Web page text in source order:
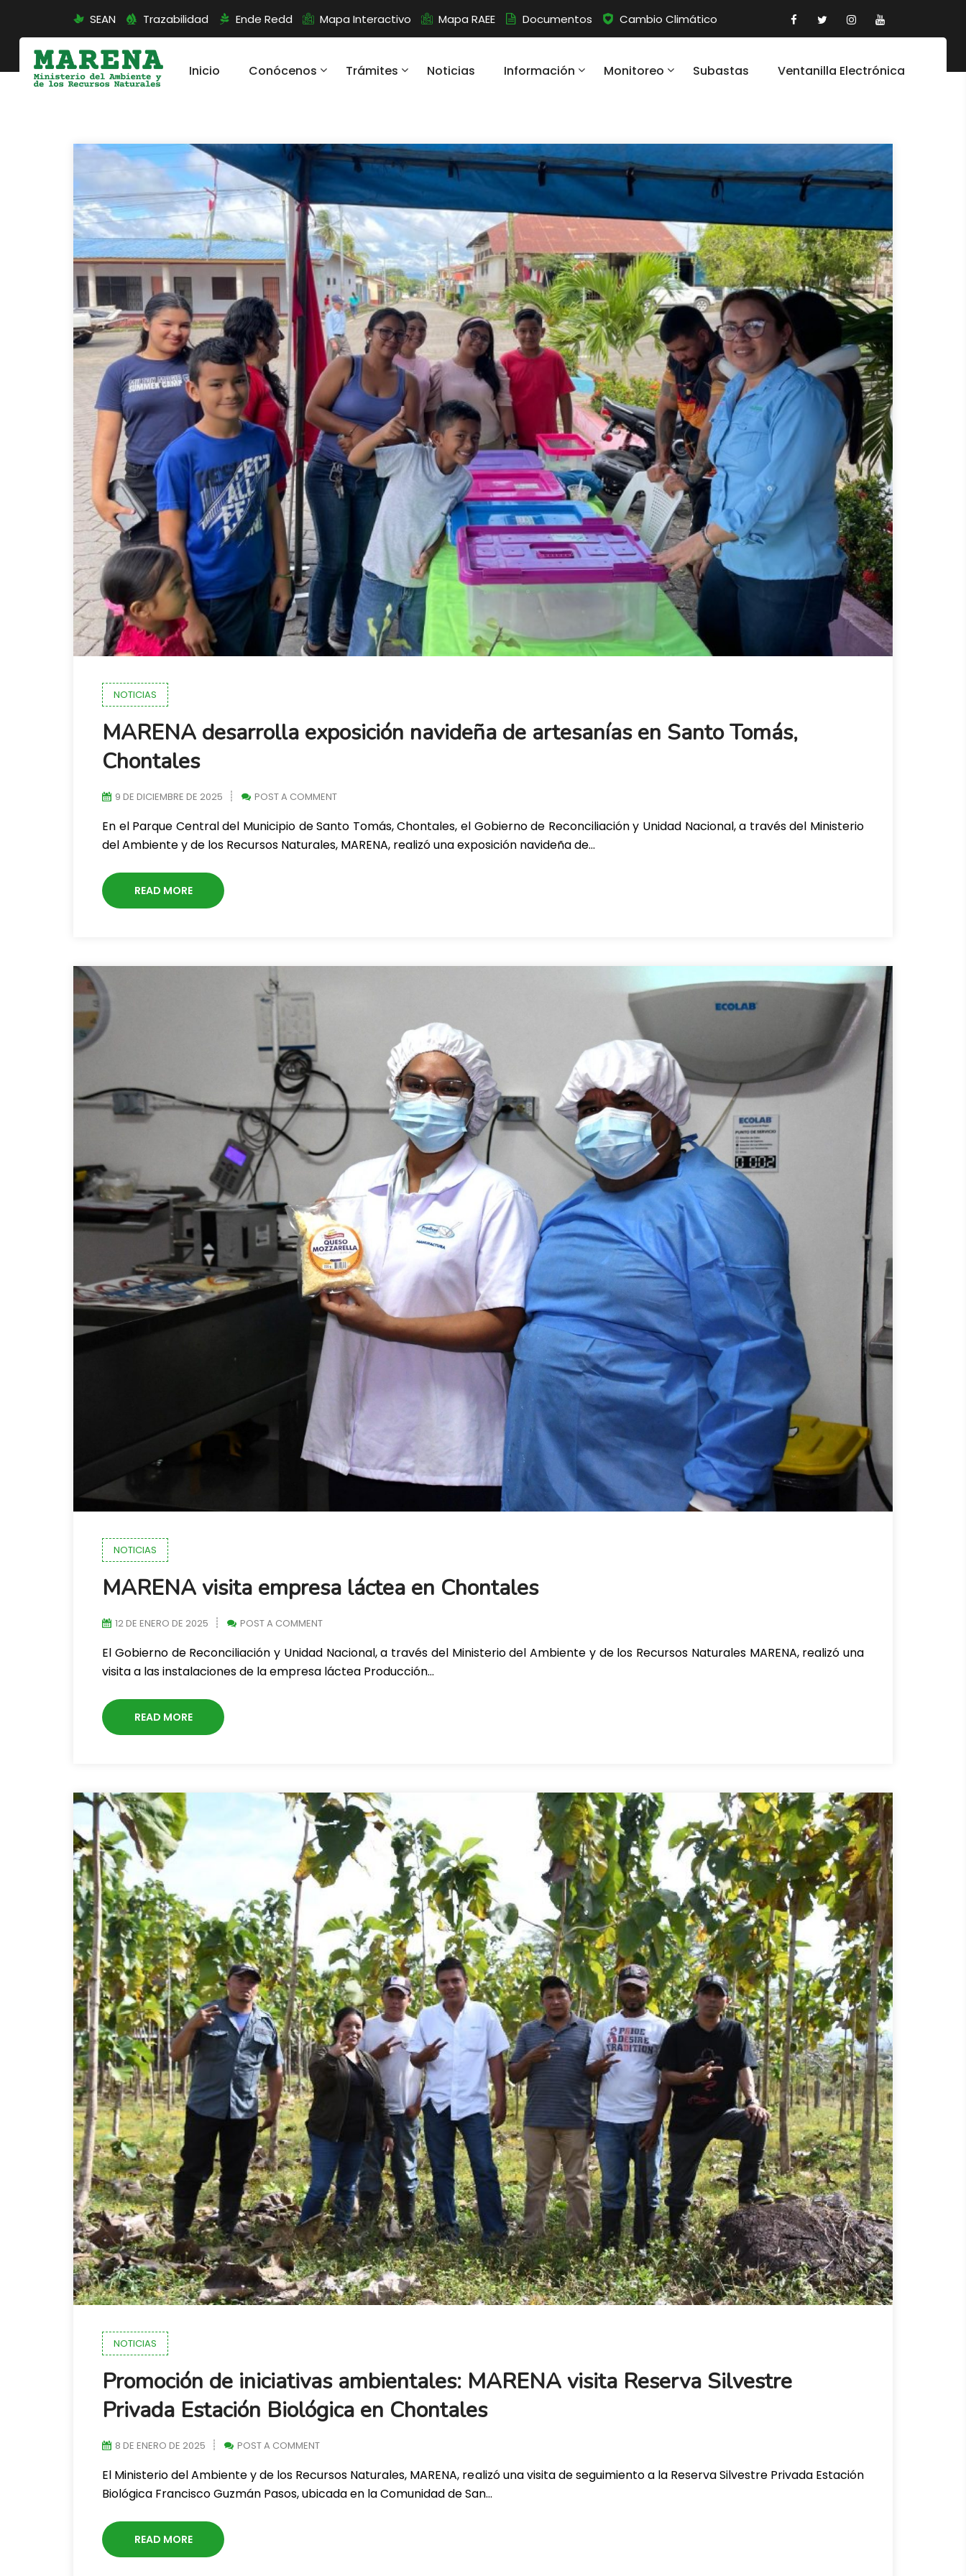
SEAN Trazabilidad Ende Redd Mapa Interactivo Mapa RAEE Documentos Cambio Climático
Inicio Conócenos Trámites Noticias Información Monitoreo Subastas Ventanilla Electrónica
NOTICIAS
MARENA desarrolla exposición navideña de artesanías en Santo Tomás,
Chontales
9 DE DICIEMBRE DE 2025 POST A COMMENT
En el Parque Central del Municipio de Santo Tomás, Chontales, el Gobierno de Reconciliación y Unidad Nacional, a través del Ministerio
del Ambiente y de los Recursos Naturales, MARENA, realizó una exposición navideña de…
READ MORE
NOTICIAS
MARENA visita empresa láctea en Chontales
12 DE ENERO DE 2025 POST A COMMENT
El Gobierno de Reconciliación y Unidad Nacional, a través del Ministerio del Ambiente y de los Recursos Naturales MARENA, realizó una
visita a las instalaciones de la empresa láctea Producción…
READ MORE
NOTICIAS
Promoción de iniciativas ambientales: MARENA visita Reserva Silvestre
Privada Estación Biológica en Chontales
8 DE ENERO DE 2025 POST A COMMENT
El Ministerio del Ambiente y de los Recursos Naturales, MARENA, realizó una visita de seguimiento a la Reserva Silvestre Privada Estación
Biológica Francisco Guzmán Pasos, ubicada en la Comunidad de San…
READ MORE